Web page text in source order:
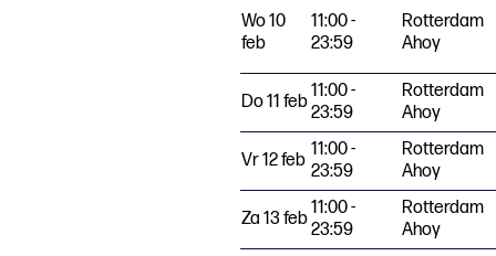
Wo 10
feb
11:00 -
23:59
Rotterdam
Ahoy
Do 11 feb
11:00 -
23:59
Rotterdam
Ahoy
Vr 12 feb
11:00 -
23:59
Rotterdam
Ahoy
Za 13 feb
11:00 -
23:59
Rotterdam
Ahoy